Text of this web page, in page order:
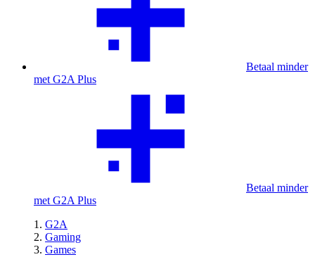
Betaal minder
met G2A Plus
Betaal minder
met G2A Plus
G2A
Gaming
Games